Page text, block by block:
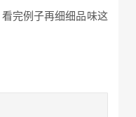
完例子再细细品味这